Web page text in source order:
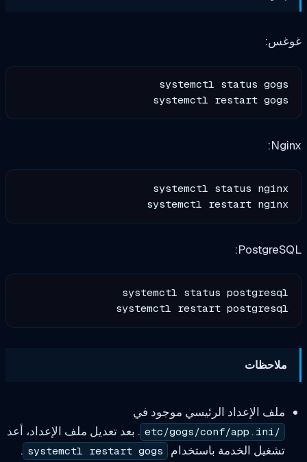
systemctl status gogs
systemctl restart gogs
systemctl status nginx
systemctl restart nginx
systemctl status postgresql
systemctl restart postgresql
ملاحظات
ملف الإعداد الرئيسي موجود في
. بعد تعديل ملف الإعداد، أعد
تشغيل الخدمة باستخدام systemctl restart gogs
.